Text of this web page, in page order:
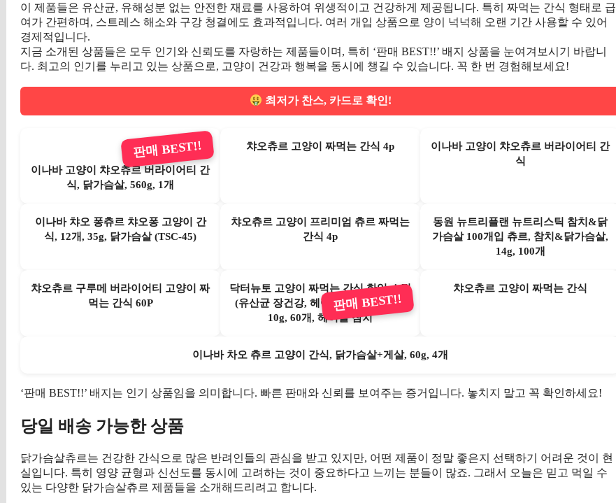
이 제품들은 유산균, 유해성분 없는 안전한 재료를 사용하여 위생적이고 건강하게 제공됩니다. 특히 짜먹는 간식 형태로 급
여가 간편하며, 스트레스 해소와 구강 청결에도 효과적입니다. 여러 개입 상품으로 양이 넉넉해 오랜 기간 사용할 수 있어
경제적입니다.
지금 소개된 상품들은 모두 인기와 신뢰도를 자랑하는 제품들이며, 특히 ‘판매 BEST!!’ 배지 상품을 눈여겨보시기 바랍니
다. 최고의 인기를 누리고 있는 상품으로, 고양이 건강과 행복을 동시에 챙길 수 있습니다. 꼭 한 번 경험해보세요!
최저가 찬스, 카드로 확인!
판매 BEST!!
이나바 고양이 챠오츄르 버라이어티 간
식, 닭가슴살, 560g, 1개
챠오츄르 고양이 짜먹는 간식 4p
이나바 고양이 챠오츄르 버라이어티 간
식
이나바 챠오 퐁츄르 챠오퐁 고양이 간
식, 12개, 35g, 닭가슴살 (TSC-45)
챠오츄르 고양이 프리미엄 츄르 짜먹는
간식 4p
동원 뉴트리플랜 뉴트리스틱 참치&닭
가슴살 100개입 츄르, 참치&닭가슴살,
14g, 100개
챠오츄르 구루메 버라이어티 고양이 짜
먹는 간식 60P
닥터뉴토 고양이 짜먹는 간식 한입 스틱
(유산균 장건강, 헤어볼 케어에 도움),
10g, 60개, 헤어볼 참치
판매 BEST!!
챠오츄르 고양이 짜먹는 간식
이나바 차오 츄르 고양이 간식, 닭가슴살+게살, 60g, 4개
‘판매 BEST!!’ 배지는 인기 상품임을 의미합니다. 빠른 판매와 신뢰를 보여주는 증거입니다. 놓치지 말고 꼭 확인하세요!
당일 배송 가능한 상품
닭가슴살츄르는 건강한 간식으로 많은 반려인들의 관심을 받고 있지만, 어떤 제품이 정말 좋은지 선택하기 어려운 것이 현
실입니다. 특히 영양 균형과 신선도를 동시에 고려하는 것이 중요하다고 느끼는 분들이 많죠. 그래서 오늘은 믿고 먹일 수
있는 다양한 닭가슴살츄르 제품들을 소개해드리려고 합니다.